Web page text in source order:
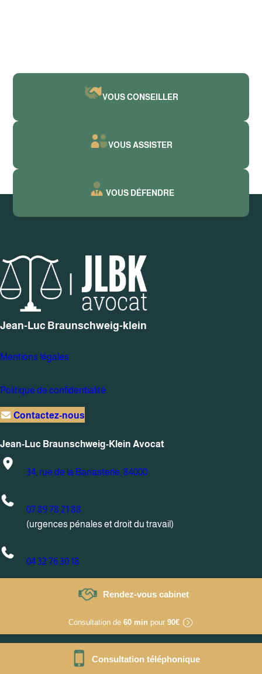
VOUS CONSEILLER
VOUS ASSISTER
VOUS DÉFENDRE
Jean-Luc Braunschweig-klein
Mentions légales
Politique de confidentialité
Contactez-nous
Jean-Luc Braunschweig-Klein Avocat
34, rue de la Banasterie, 84000
07 89 78 21 88
(urgences pénales et droit du travail)
04 32 76 30 18
Rendez-vous cabinet
Consultation de 60 min pour 90€
Consultation téléphonique